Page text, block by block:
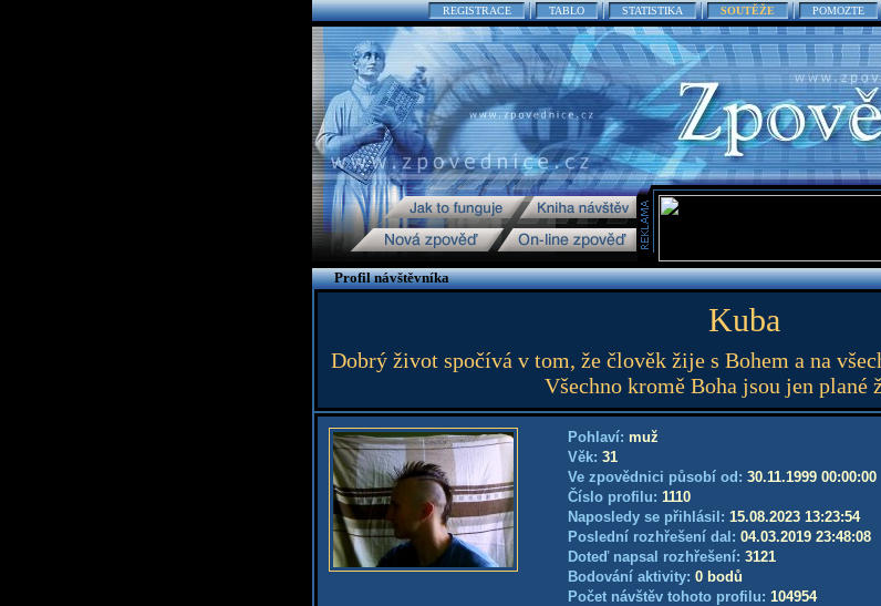
REGISTRACE TABLO STATISTIKA SOUTĚŽE POMOZTE
Profil návštěvníka
Kuba
Dobrý život spočívá v tom, že člověk žije s Bohem a na
Všechno kromě Boha jsou jen plané
Pohlaví: muž
Věk: 31
Ve zpovědnici působí od: 30.11.1999 00:00:00
Číslo profilu: 1110
Naposledy se přihlásil: 15.08.2023 13:23:54
Poslední rozhřešení dal: 04.03.2019 23:48:08
Doteď napsal rozhřešení: 3121
Bodování aktivity: 0 bodů
Počet návštěv tohoto profilu: 104954